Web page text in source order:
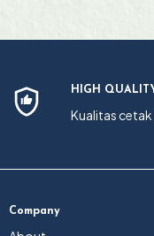
HIGH
Kualitas cetak
Company